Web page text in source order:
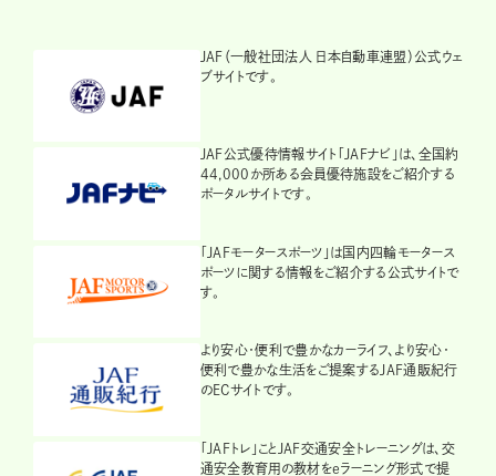
JAF（一般社団法人 日本自動車連盟）公式ウェ
ブサイトです。
JAF公式優待情報サイト「JAFナビ」は、全国約
44,000か所ある会員優待施設をご紹介する
ポータルサイトです。
「JAFモータースポーツ」は国内四輪モータース
ポーツに関する情報をご紹介する公式サイトで
す。
より安心・便利で豊かなカーライフ、より安心・
便利で豊かな生活をご提案するJAF通販紀行
のECサイトです。
「JAFトレ」ことJAF交通安全トレーニングは、交
通安全教育用の教材をeラーニング形式で提